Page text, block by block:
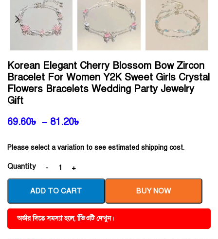
Korean Elegant Cherry Blossom Bow Zircon
Bracelet For Women Y2K Sweet Girls Crystal
Flowers Bracelets Wedding Party Jewelry
Gift
69.60৳ – 81.20৳
Please select a variation to see estimated shipping cost.
Quantity
ADD TO CART BUY NOW
অর্ডার দিতে সমস্যা হলে, ভিিওটি দেখুন।